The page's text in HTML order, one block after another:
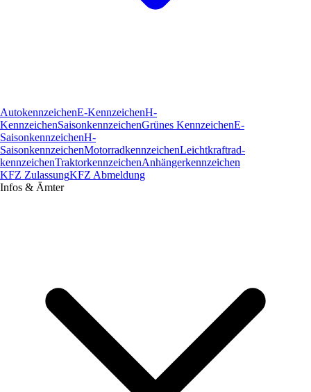
AutokennzeichenE-KennzeichenH-
KennzeichenSaisonkennzeichenGrünes KennzeichenE-
SaisonkennzeichenH-
SaisonkennzeichenMotorradkennzeichenLeichtkraftrad­
kennzeichenTraktorkennzeichenAnhängerkennzeichen
KFZ ZulassungKFZ Abmeldung
Infos & Ämter